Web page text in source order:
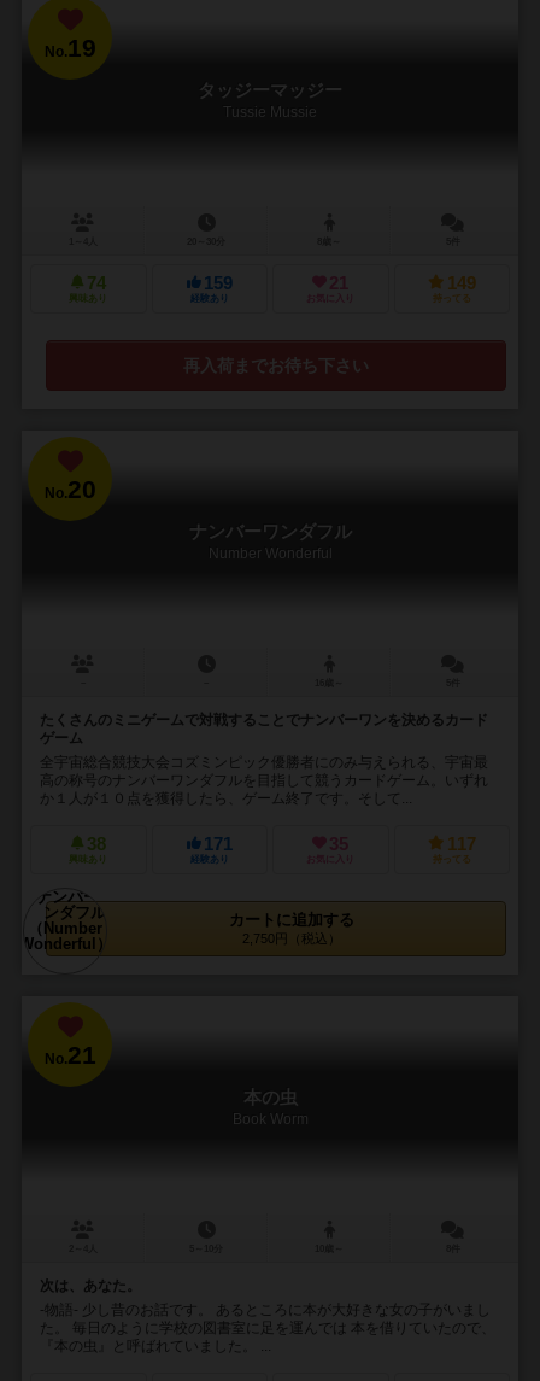
No.19
タッジーマッジー
Tussie Mussie
74
興味あり
159
経験あり
21
お気に入り
149
持ってる
再入荷までお待ち下さい
No.20
ナンバーワンダフル
Number Wonderful
たくさんのミニゲームで対戦することでナンバーワンを決めるカード
ゲーム
全宇宙総合競技大会コズミンピック優勝者にのみ与えられる、宇宙最
高の称号のナンバーワンダフルを目指して競うカードゲーム。いずれ
か１人が１０点を獲得したら、ゲーム終了です。そして...
38
興味あり
171
経験あり
35
お気に入り
117
持ってる
カートに追加する
2,750円（税込）
No.21
本の虫
Book Worm
次は、あなた。
-物語- 少し昔のお話です。 あるところに本が大好きな女の子がいまし
た。 毎日のように学校の図書室に足を運んでは 本を借りていたので、
『本の虫』と呼ばれていました。 ...